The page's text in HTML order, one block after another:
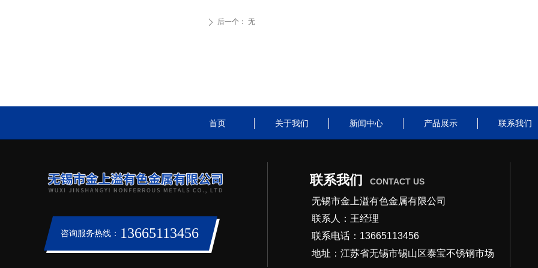
ꄲ 后一个： 无
首页 关于我们 新闻中心 产品展示 联系我们
咨询服务热线： 13665113456
联系我们 CONTACT US
无锡市金上溢有色金属有限公司
联系人：王经理
联系电话：13665113456
地址：江苏省无锡市锡山区泰宝不锈钢市场